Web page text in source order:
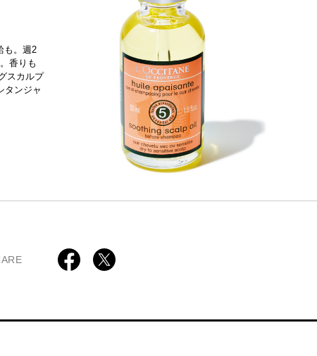
も。週2
香りも
スカルプ
タンジャ